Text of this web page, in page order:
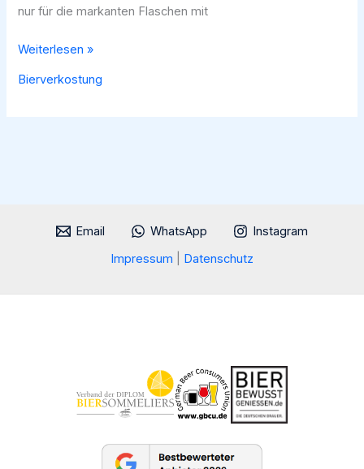
nur für die markanten Flaschen mit
Bier
Weiterlesen »
Bierverkostung
Email WhatsApp
Instagram
Impressum
Datenschutz